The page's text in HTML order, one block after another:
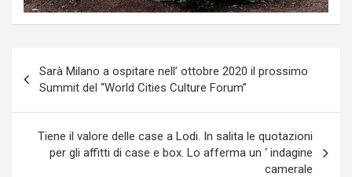
articoli
Sarà Milano a ospitare nell’ ottobre 2020 il prossimo
Summit del “World Cities Culture Forum”
Tiene il valore delle case a Lodi. In salita le quotazioni
per gli affitti di case e box. Lo afferma un ‘ indagine
camerale